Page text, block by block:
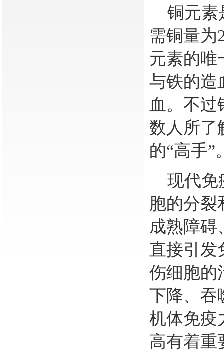
铜元素
需铜量为
元素的唯
与铁的造
血。不
数人所了
的“高手”
现代免
胞的分裂
成熟障碍
直接引发
伤细胞的
下降、吞
机体免疫
高有着重